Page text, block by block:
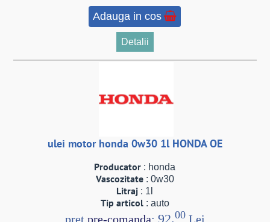
Adauga in cos
Detalii
ulei motor honda 0w30 1l HONDA OE
Producator : honda
Vascozitate: 0w30
Litraj : 1l
Tip articol: auto
pret pre-comanda: 92.00Lei